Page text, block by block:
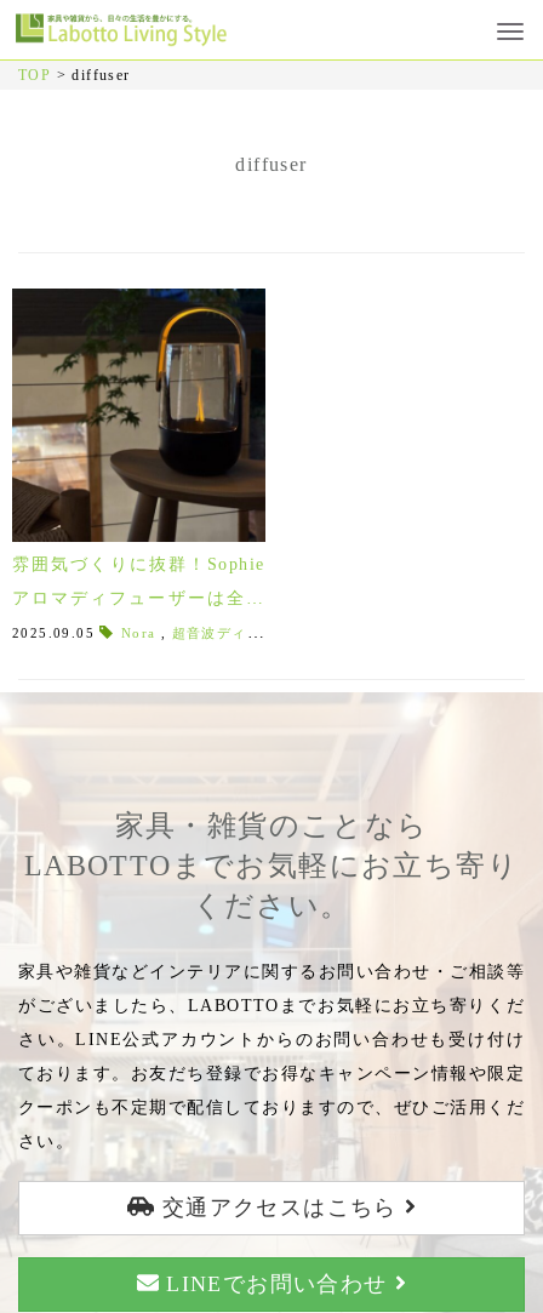
TOP >diffuser
diffuser
雰囲気づくりに抜群！Sophie
アロマディフューザーは全て
の場所を癒しの空間にする。
2025.09.05 Nora 超音波ディフューザー
家具・雑貨のことなら
LABOTTOまでお気軽にお立ち寄り
ください。
家具や雑貨などインテリアに関するお問い合わせ・ご相談等
がございましたら、LABOTTOまでお気軽にお立ち寄りくだ
さい。LINE公式アカウントからのお問い合わせも受け付け
ております。お友だち登録でお得なキャンペーン情報や限定
クーポンも不定期で配信しておりますので、ぜひご活用くだ
さい。
交通アクセスはこちら
LINEでお問い合わせ